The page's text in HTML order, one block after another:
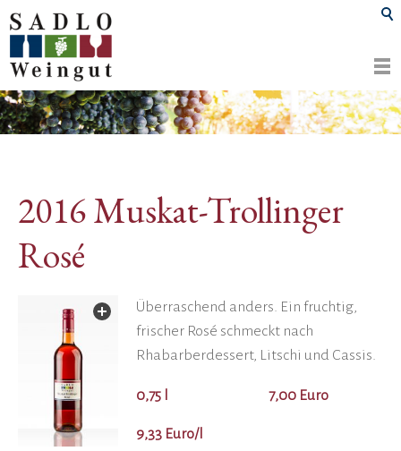
2016 Muskat-Trollinger
Rosé
Überraschend anders. Ein fruchtig,
frischer Rosé schmeckt nach
Rhabarberdessert, Litschi und Cassis.
0,75 l 7,00 Euro
9,33 Euro/l